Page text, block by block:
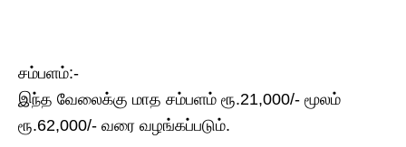
சம்பளம்:-
இந்த வேலைக்கு மாத சம்பளம் ரூ.21,000/- மூலம்
ரூ.62,000/- வரை வழங்கப்படும்.